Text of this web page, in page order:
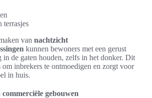
terrasjes
van nachtzicht
kunnen bewoners met een gerust
in de gaten houden, zelfs in het donker. Dit
om inbrekers te ontmoedigen en zorgt voor
in huis.
commerciële gebouwen